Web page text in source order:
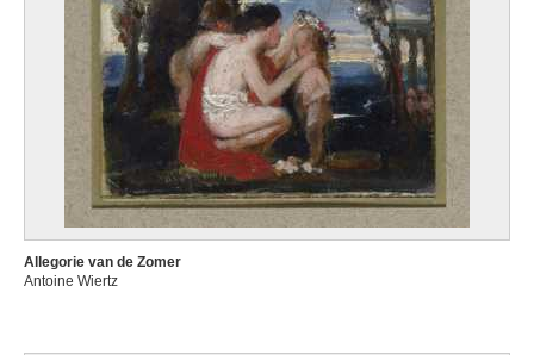
Allegorie van de Zomer
Antoine Wiertz